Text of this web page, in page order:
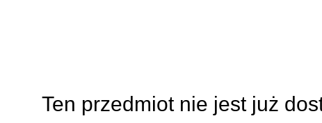
Ten przedmiot nie jest już